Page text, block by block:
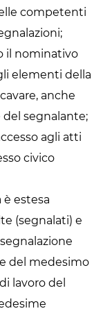
competenti
il nominativo
elementi della
anche
segnalante;
agli atti
civico
è estesa
(segnalati) e
del medesimo
lavoro del